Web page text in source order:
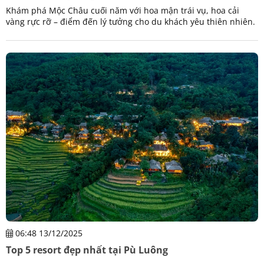
Khám phá Mộc Châu cuối năm với hoa mận trái vụ, hoa cải
vàng rực rỡ – điểm đến lý tưởng cho du khách yêu thiên nhiên.
06:48 13/12/2025
Top 5 resort đẹp nhất tại Pù Luông